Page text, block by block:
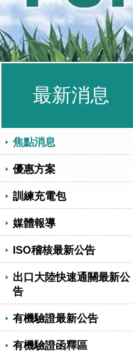
最新消息
焦點消息
優惠方案
訓練充電包
媒體報導
ISO稽核最新公告
出口大陸快速通關最新公
告
有機驗證最新公告
有機驗證函釋區